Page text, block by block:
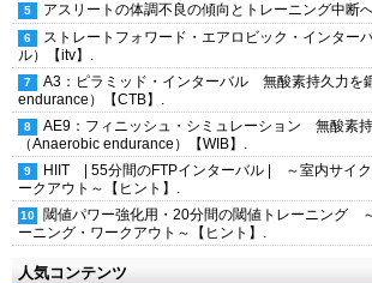
アスリートの体調不良の傾向とトレーニング中断
ストレートフォワード・エアロビック・インター
ル）【itv】.
A3：ピラミッド・インターバル 無酸素持久力を
endurance）【CTB】.
AE9：フィニッシュ・シミュレーション 無酸素
（Anaerobic endurance）【WIB】.
HIIT | 55分間のFTPインターバル | ～室内サイク
ークアウト～【ヒント】.
閾値パワー強化用・20分間の閾値トレーニング
ーニング・ワークアウト～【ヒント】.
人気コンテンツ